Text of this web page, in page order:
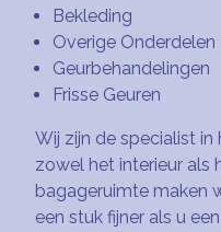
Bekleding
Overige Onderdelen
Geurbehandelingen
Frisse Geuren
Wij zijn de specialist
zowel het interieur als
bagageruimte maken
een stuk fijner als u